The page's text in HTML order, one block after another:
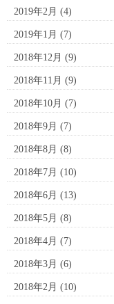
2019年2月 (4)
2019年1月 (7)
2018年12月 (9)
2018年11月 (9)
2018年10月 (7)
2018年9月 (7)
2018年8月 (8)
2018年7月 (10)
2018年6月 (13)
2018年5月 (8)
2018年4月 (7)
2018年3月 (6)
2018年2月 (10)